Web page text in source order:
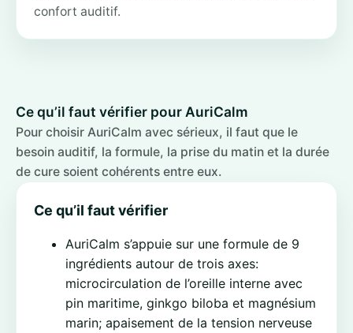
confort auditif.
Ce qu’il faut vérifier pour AuriCalm
Pour choisir AuriCalm avec sérieux, il faut que le
besoin auditif, la formule, la prise du matin et la durée
de cure soient cohérents entre eux.
Ce qu’il faut vérifier
AuriCalm s’appuie sur une formule de 9
ingrédients autour de trois axes:
microcirculation de l’oreille interne avec
pin maritime, ginkgo biloba et magnésium
marin; apaisement de la tension nerveuse